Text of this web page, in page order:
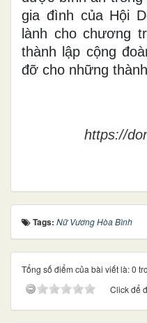
gia đình của Hội
lành cho chương
thành lập cộng
đỡ cho những
https://
Tags: Nữ Vương Hòa Bình
Tổng số điểm của bài viết là: 0
Click để